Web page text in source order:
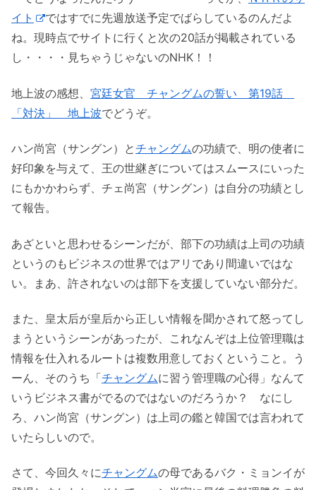
イト
ではすでに先週放送予定でばらしているのんだよ
ね。現時点でサイトに行くと次の20話が掲載されている
し・・・・見ちゃうじゃないのNHK！！
地上波の感想、 宮廷女官 チャングムの誓い 第19話
「対決」 地上波でどうぞ。
ハン尚宮（サングン）とチャングムの功績で、明の使者に
好印象を与えて、王の世継ぎについてはスムースにいった
にもかかわらず、チェ尚宮（サングン）は自分の功績とし
て報告。
あざといと思わせるシーンだが、部下の功績は上司の功績
というのもビジネスの世界ではアリであり間違いではな
い。まあ、許されないのは部下を支援していない部分だ。
また、皇太后が皇后から正しい情報を聞かされて怒ってし
まうというシーンがあったが、これなんぞは上位管理職は
情報を仕入れるルートは複数用意しておくということ。う
ーん、そのうち「チャングムに習う管理職の心得」なんて
いうビジネス書がでるのではないのだろうか？ なにし
ろ、ハン尚宮（サングン）は上司の鑑と韓国では言われて
いたらしいので。
さて、今回久々にチャングムの母であるバク・ミョンイが